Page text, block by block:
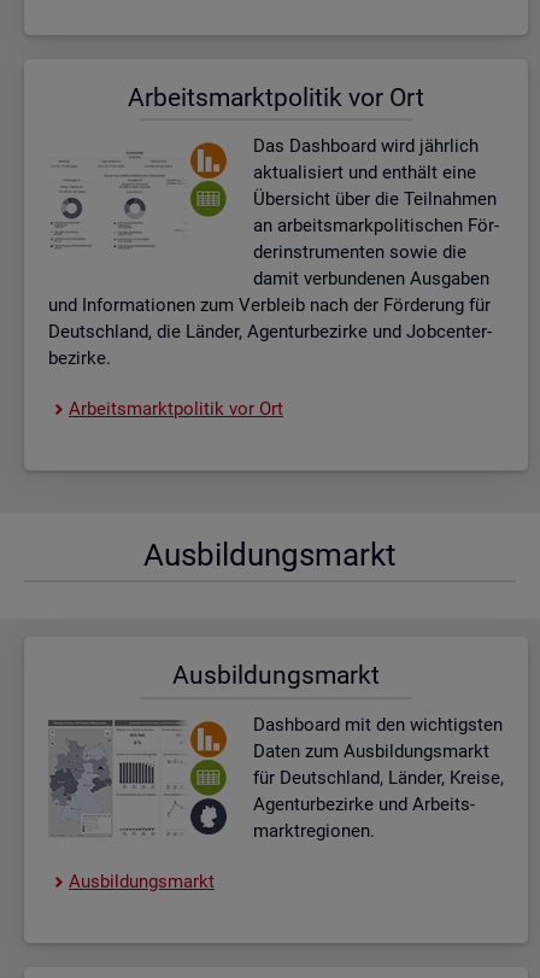
Ar­beits­markt­po­li­tik vor Ort
Das Da­sh­board wird jähr­lich
ak­tua­li­siert und ent­hält eine
Über­sicht über die Teil­nah­men
an ar­beits­mark­po­li­ti­schen För­
der­instru­men­ten sowie die
damit ver­bun­de­nen Aus­ga­ben
und In­for­ma­tio­nen zum Ver­bleib nach der För­de­rung für
Deutsch­land, die Län­der, Agen­tur­be­zir­ke und Job­cent­er­
be­zir­ke.
Ar­beits­markt­po­li­tik vor Ort
Aus­bil­dungs­markt
Aus­bil­dungs­markt
Dash­board mit den wich­tigs­ten
Daten zum Aus­bil­dungs­markt
für Deutsch­land, Län­der, Krei­se,
Agen­tur­be­zir­ke und Ar­beits­
markt­re­gio­nen.
Aus­bil­dungs­markt